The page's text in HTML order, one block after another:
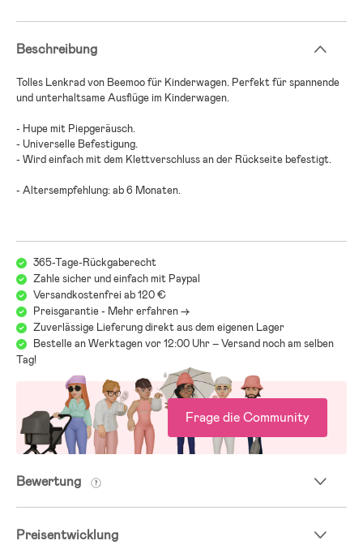
Beschreibung
Tolles Lenkrad von Beemoo für Kinderwagen. Perfekt für spannende
und unterhaltsame Ausflüge im Kinderwagen.
- Hupe mit Piepgeräusch.
- Universelle Befestigung.
- Wird einfach mit dem Klettverschluss an der Rückseite befestigt.
- Altersempfehlung: ab 6 Monaten.
365-Tage-Rückgaberecht
Zahle sicher und einfach mit Paypal
Versandkostenfrei ab 120 €
Preisgarantie - Mehr erfahren ->
Zuverlässige Lieferung direkt aus dem eigenen Lager
Bestelle an Werktagen vor 12:00 Uhr – Versand noch am selben
Tag!
Frage die Community
Bewertung
Preisentwicklung